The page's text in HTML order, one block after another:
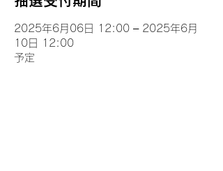
2025年6月06日 12:00 – 2025年6月
10日 12:00
予定